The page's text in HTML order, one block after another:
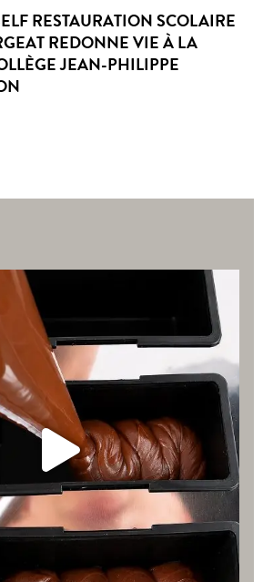
RESTAURATION SCOLAIRE
REDONNE VIE À LA
JEAN-PHILIPPE